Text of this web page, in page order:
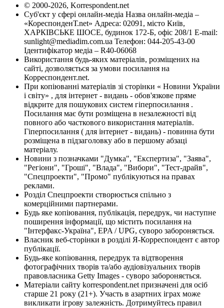
© 2000-2026, Korrespondent.net
Суб'єкт у сфері онлайн-медіа Назва онлайн-медіа –
«КореспонденТ.net» Адреса: 02091, місто Київ,
ХАРКІВСЬКЕ ШОСЕ, будинок 172-Б, офіс 208/1 E-mail:
sunlight@mediadim.com.ua Телефон: 044-205-43-00
Ідентифікатор медіа – R40-06068
Використання будь-яких матеріалів, розміщених на
сайті, дозволяється за умови посилання на
Корреспондент.net.
При копіюванні матеріалів зі сторінки « Новини України
і світу» , для інтернет - видань - обов'язкове пряме
відкрите для пошукових систем гіперпосилання .
Посилання має бути розміщена в незалежності від
повного або часткового використання матеріалів.
Гіперпосилання ( для інтернет - видань) - повинна бути
розміщена в підзаголовку або в першому абзаці
матеріалу.
Новини з позначками "Думка", "Експертиза", "Заява",
"Регіони", "Гроші", "Влада", "Вибори", "Тест-драйв",
"Спецпроекти", "Промо" публікуються на правах
реклами.
Розділ Спецпроекти створюється спільно з
комерційними партнерами.
Будь яке копіювання, публікація, передрук, чи наступне
поширення інформації, що містить посилання на
"Інтерфакс-Україна", EPA / UPG, суворо забороняється.
Власник веб-сторінки в розділі Я-Корреспондент є автор
публікації.
Будь-яке копіювання, передрук та відтворення
фотографічних творів та/або аудіовізуальних творів
правовласника Getty Images - суворо забороняється.
Матеріали сайту korrespondent.net призначені для осіб
старше 21 року (21+). Участь в азартних іграх може
викликати ігрову залежність. Дотримуйтесь правил